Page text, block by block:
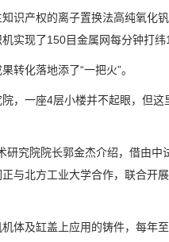
产权的离子置换法高纯氧化
实现了150目金属网每分钟打
化落地添了“一把火”。
一座4层小楼并不起眼，但这
究院院长郭金杰介绍，借由中
与北方工业大学合作，联合开
及缸盖上应用的铸件，每年